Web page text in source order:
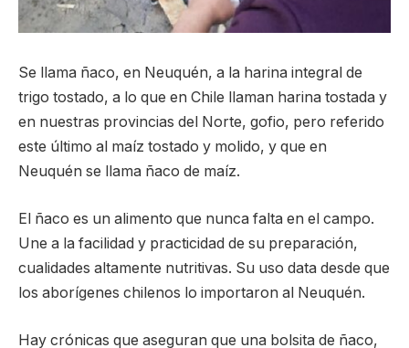
Se llama ñaco, en Neuquén, a la harina integral de
trigo tostado, a lo que en Chile llaman harina tostada y
en nuestras provincias del Norte, gofio, pero referido
este último al maíz tostado y molido, y que en
Neuquén se llama ñaco de maíz.
El ñaco es un alimento que nunca falta en el campo.
Une a la facilidad y practicidad de su preparación,
cualidades altamente nutritivas. Su uso data desde que
los aborígenes chilenos lo importaron al Neuquén.
Hay crónicas que aseguran que una bolsita de ñaco,